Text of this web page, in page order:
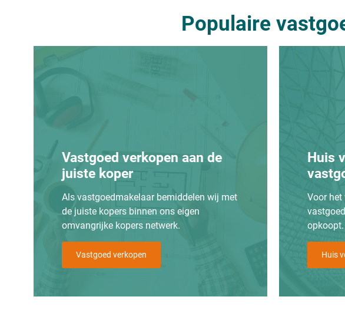
Populaire
Vastgoed verkopen aan de
juiste koper
Als vastgoedmakelaar bemiddelen wij met
de juiste kopers binnen ons eigen
omvangrijke kopers netwerk.
Vastgoed verkopen
Huis
Voor het
Huis